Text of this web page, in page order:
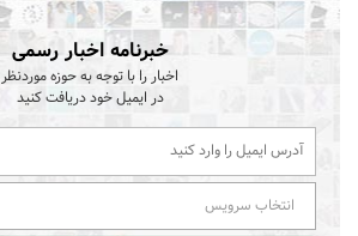
خبرنامه اخبار رسمی
اخبار را با توجه به حوزه موردنظر
در ایمیل خود دریافت کنید
انتخاب سرویس